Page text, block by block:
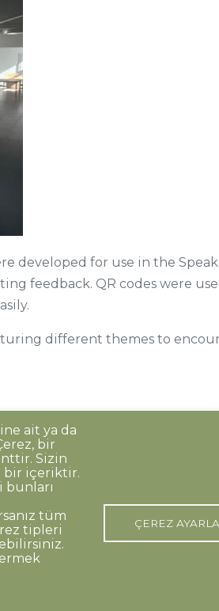
developed for use in the
feedback. QR codes were
different themes to
ait ya da
bir
Sizin
bir içeriktir.
bunları
tüm
tipleri
ÇEREZ
Politikası
ANKARA